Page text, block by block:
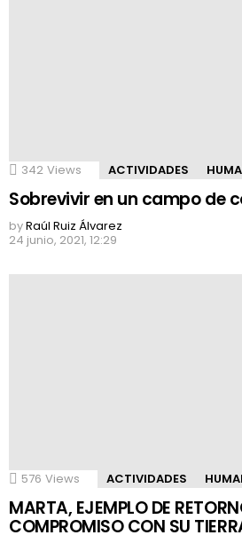
342 Views ACTIVIDADES
Sobrevivir en un campo de
byRaúl Ruiz Álvarez
24 junio, 2021, 12:29
576 Views ACTIVIDADES
MARTA, EJEMPLO DE
COMPROMISO CON SU